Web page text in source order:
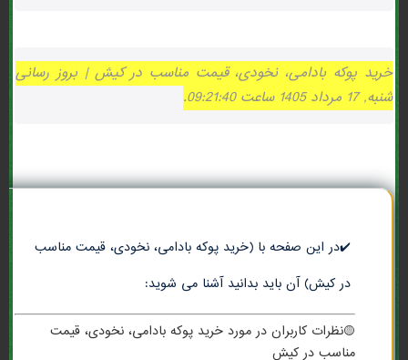
خرید پوکه بادامی، نخودی، قیمت مناسب در كيش | بروز رسانی
شنبه, 17 مرداد 1405 ساعت 09:21:40.
✔️در این صفحه با (خرید پوکه بادامی، نخودی، قیمت مناسب
در كيش) آن باید بدانید آشنا می شوید:
🟡نظرات کاربران در مورد خرید پوکه بادامی، نخودی، قیمت
مناسب در كيش